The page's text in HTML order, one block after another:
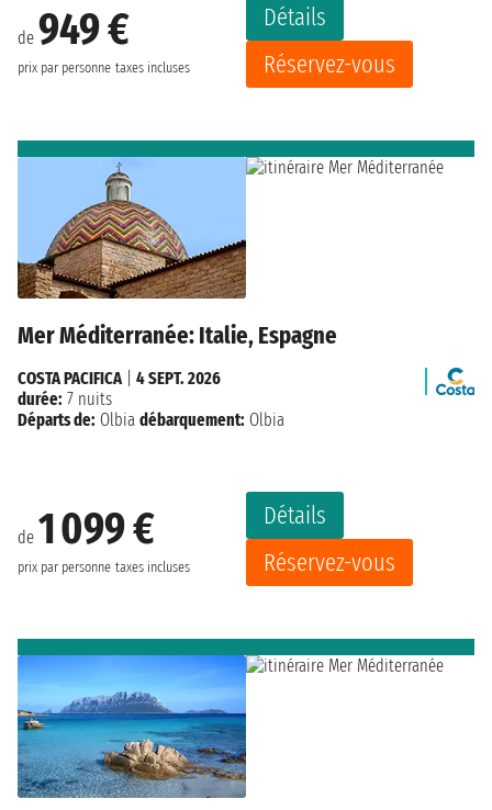
de 949 €
prix par personne taxes incluses
Détails
Réservez-vous
Mer Méditerranée: Italie, Espagne
de 1 099 €
prix par personne taxes incluses
Détails
Réservez-vous
COSTA PACIFICA| 4 SEPT. 2026
durée: 7 nuits
Départs de: Olbia débarquement: Olbia